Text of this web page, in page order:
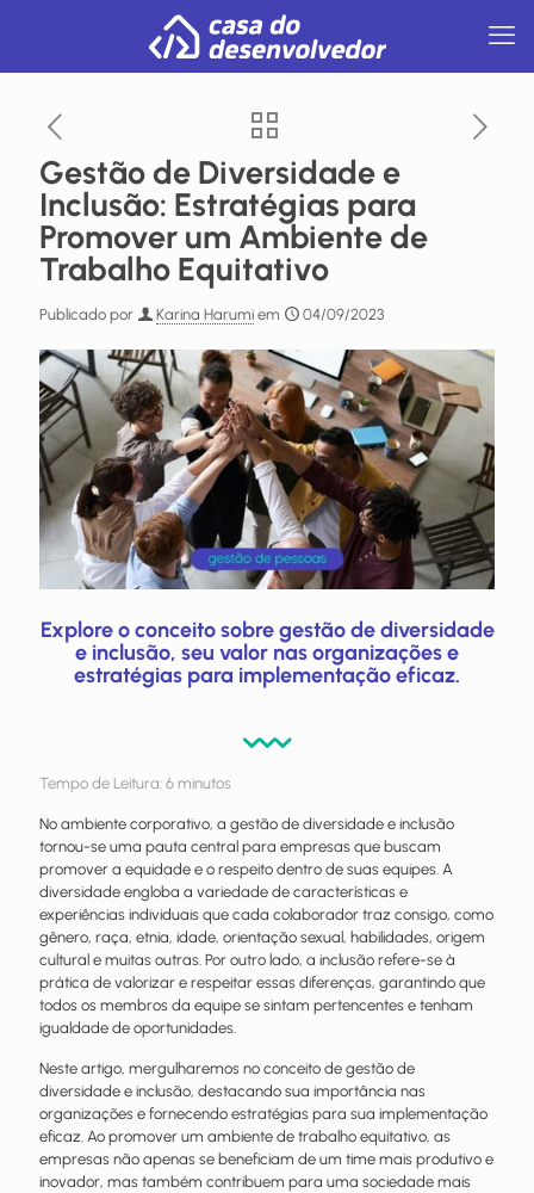
Gestão de Diversidade e
Inclusão: Estratégias para
Promover um Ambiente de
Trabalho Equitativo
Publicado por Karina Harumi em 04/09/2023
Explore o conceito sobre gestão de diversidade
e inclusão, seu valor nas organizações e
estratégias para implementação eficaz.
Tempo de Leitura: 6 minutos
No ambiente corporativo, a gestão de diversidade e inclusão
tornou-se uma pauta central para empresas que buscam
promover a equidade e o respeito dentro de suas equipes. A
diversidade engloba a variedade de características e
experiências individuais que cada colaborador traz consigo, como
gênero, raça, etnia, idade, orientação sexual, habilidades, origem
cultural e muitas outras. Por outro lado, a inclusão refere-se à
prática de valorizar e respeitar essas diferenças, garantindo que
todos os membros da equipe se sintam pertencentes e tenham
igualdade de oportunidades.
Neste artigo, mergulharemos no conceito de gestão de
diversidade e inclusão, destacando sua importância nas
organizações e fornecendo estratégias para sua implementação
eficaz. Ao promover um ambiente de trabalho equitativo, as
empresas não apenas se beneficiam de um time mais produtivo e
inovador, mas também contribuem para uma sociedade mais